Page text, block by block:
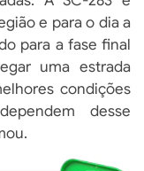
e para o dia a
para a fase final
uma estrada
condições
desse